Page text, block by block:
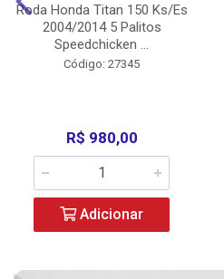
Roda Honda Titan 150 Ks/Es
2004/2014 5 Palitos
Speedchicken ...
Código: 27345
R$ 980,00
Adicionar